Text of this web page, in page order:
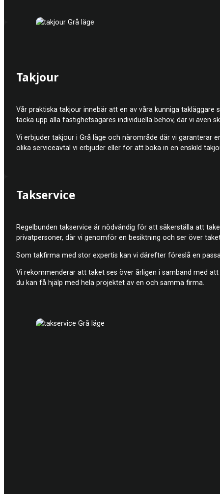
Takjour
Vår praktiska takjour innebär att en av våra kunniga
täcka upp alla fastighetsägares individuella behov, där vi även
Vi erbjuder takjour i Grå läge och närområde där vi
olika serviceavtal vi erbjuder eller för att boka in en enskild
Takservice
Regelbunden takservice är nödvändig för att säkerställa att
privatpersoner, där vi genomför en besiktning och ser över
Som takfirma med stor expertis kan vi därefter föreslå en
Vi rekommenderar att taket ses över årligen i samband med
du kan få hjälp med hela projektet av en och samma firma.